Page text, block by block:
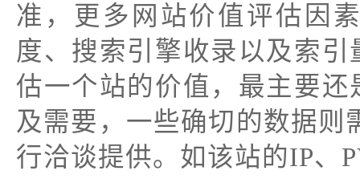
准，更多网站价值评估因
度、搜索引擎收录以及索
估一个站的价值，最主要
及需要，一些确切的数据则
行洽谈提供。如该站的IP、